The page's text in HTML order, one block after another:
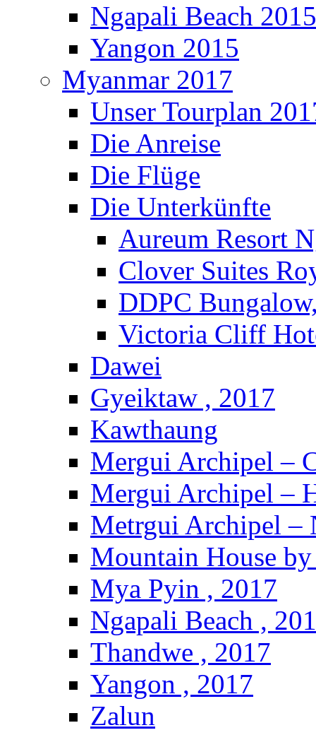
Ngapali Beach 2015
Yangon 2015
Myanmar 2017
Unser Tourplan
Die Anreise
Die Flüge
Die Unterkünfte
Aureum Resort
Clover Suites
DDPC
Victoria Cliff
Dawei
Gyeiktaw , 2017
Kawthaung
Mergui Archipel –
Mergui Archipel –
Metrgui Archipel –
Mountain House
Mya Pyin , 2017
Ngapali Beach ,
Thandwe , 2017
Yangon , 2017
Zalun